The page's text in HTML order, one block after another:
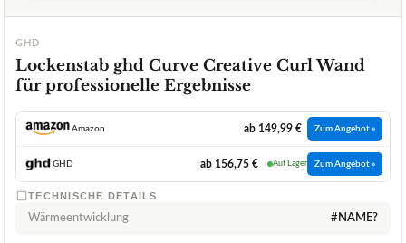
GHD
Lockenstab ghd Curve Creative Curl Wand
für professionelle Ergebnisse
Amazon ab 149,99 € Zum Angebot »
GHD ab 156,75 € Auf Lager Zum Angebot »
TECHNISCHE DETAILS
Wärmeentwicklung #NAME?